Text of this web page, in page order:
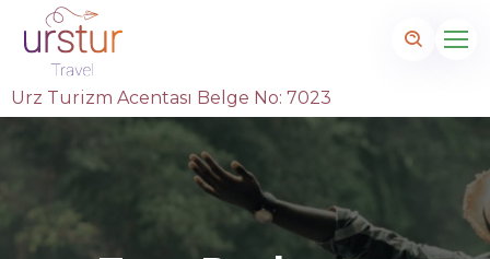
Urz Turizm Acentası Belge No: 7023